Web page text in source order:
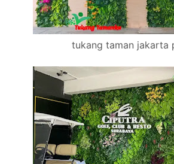
tukang taman jakarta